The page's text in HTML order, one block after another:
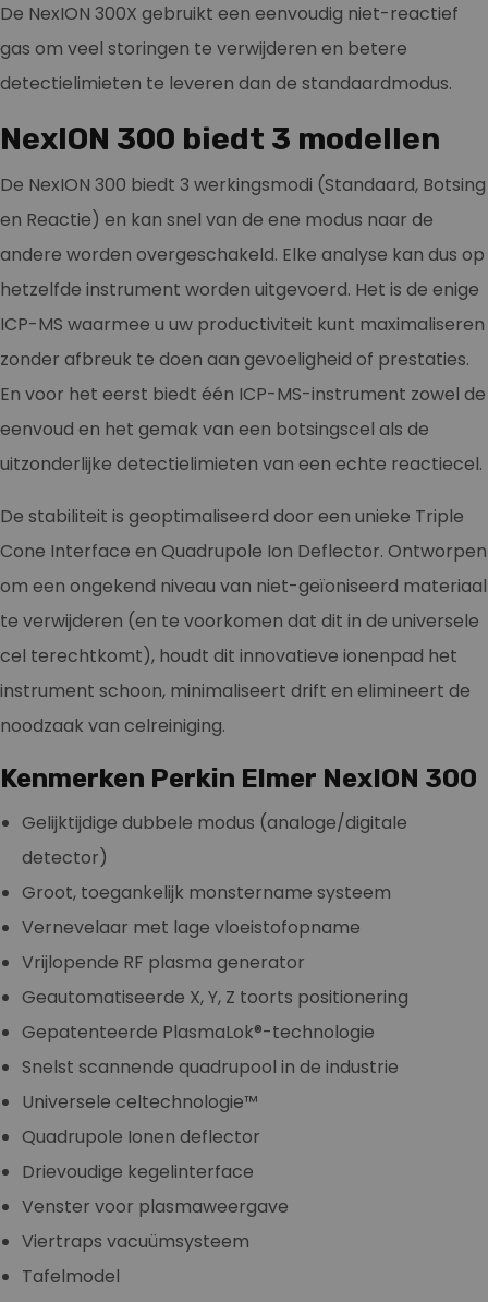
De NexION 300X gebruikt een eenvoudig niet-reactief
gas om veel storingen te verwijderen en betere
detectielimieten te leveren dan de standaardmodus.
NexION 300 biedt 3 modellen
De NexION 300 biedt 3 werkingsmodi (Standaard, Botsing
en Reactie) en kan snel van de ene modus naar de
andere worden overgeschakeld. Elke analyse kan dus op
hetzelfde instrument worden uitgevoerd. Het is de enige
ICP-MS waarmee u uw productiviteit kunt maximaliseren
zonder afbreuk te doen aan gevoeligheid of prestaties.
En voor het eerst biedt één ICP-MS-instrument zowel de
eenvoud en het gemak van een botsingscel als de
uitzonderlijke detectielimieten van een echte reactiecel.
De stabiliteit is geoptimaliseerd door een unieke Triple
Cone Interface en Quadrupole Ion Deflector. Ontworpen
om een ongekend niveau van niet-geïoniseerd materiaal
te verwijderen (en te voorkomen dat dit in de universele
cel terechtkomt), houdt dit innovatieve ionenpad het
instrument schoon, minimaliseert drift en elimineert de
noodzaak van celreiniging.
Kenmerken Perkin Elmer NexION 300
Gelijktijdige dubbele modus (analoge/digitale
detector)
Groot, toegankelijk monstername systeem
Vernevelaar met lage vloeistofopname
Vrijlopende RF plasma generator
Geautomatiseerde X, Y, Z toorts positionering
Gepatenteerde PlasmaLok®-technologie
Snelst scannende quadrupool in de industrie
Universele celtechnologie™
Quadrupole Ionen deflector
Drievoudige kegelinterface
Venster voor plasmaweergave
Viertraps vacuümsysteem
Tafelmodel